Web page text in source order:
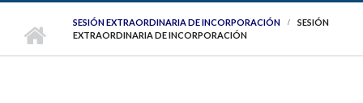
SESIÓN EXTRAORDINARIA DE INCORPORACIÓN
SESIÓN
EXTRAORDINARIA DE INCORPORACIÓN